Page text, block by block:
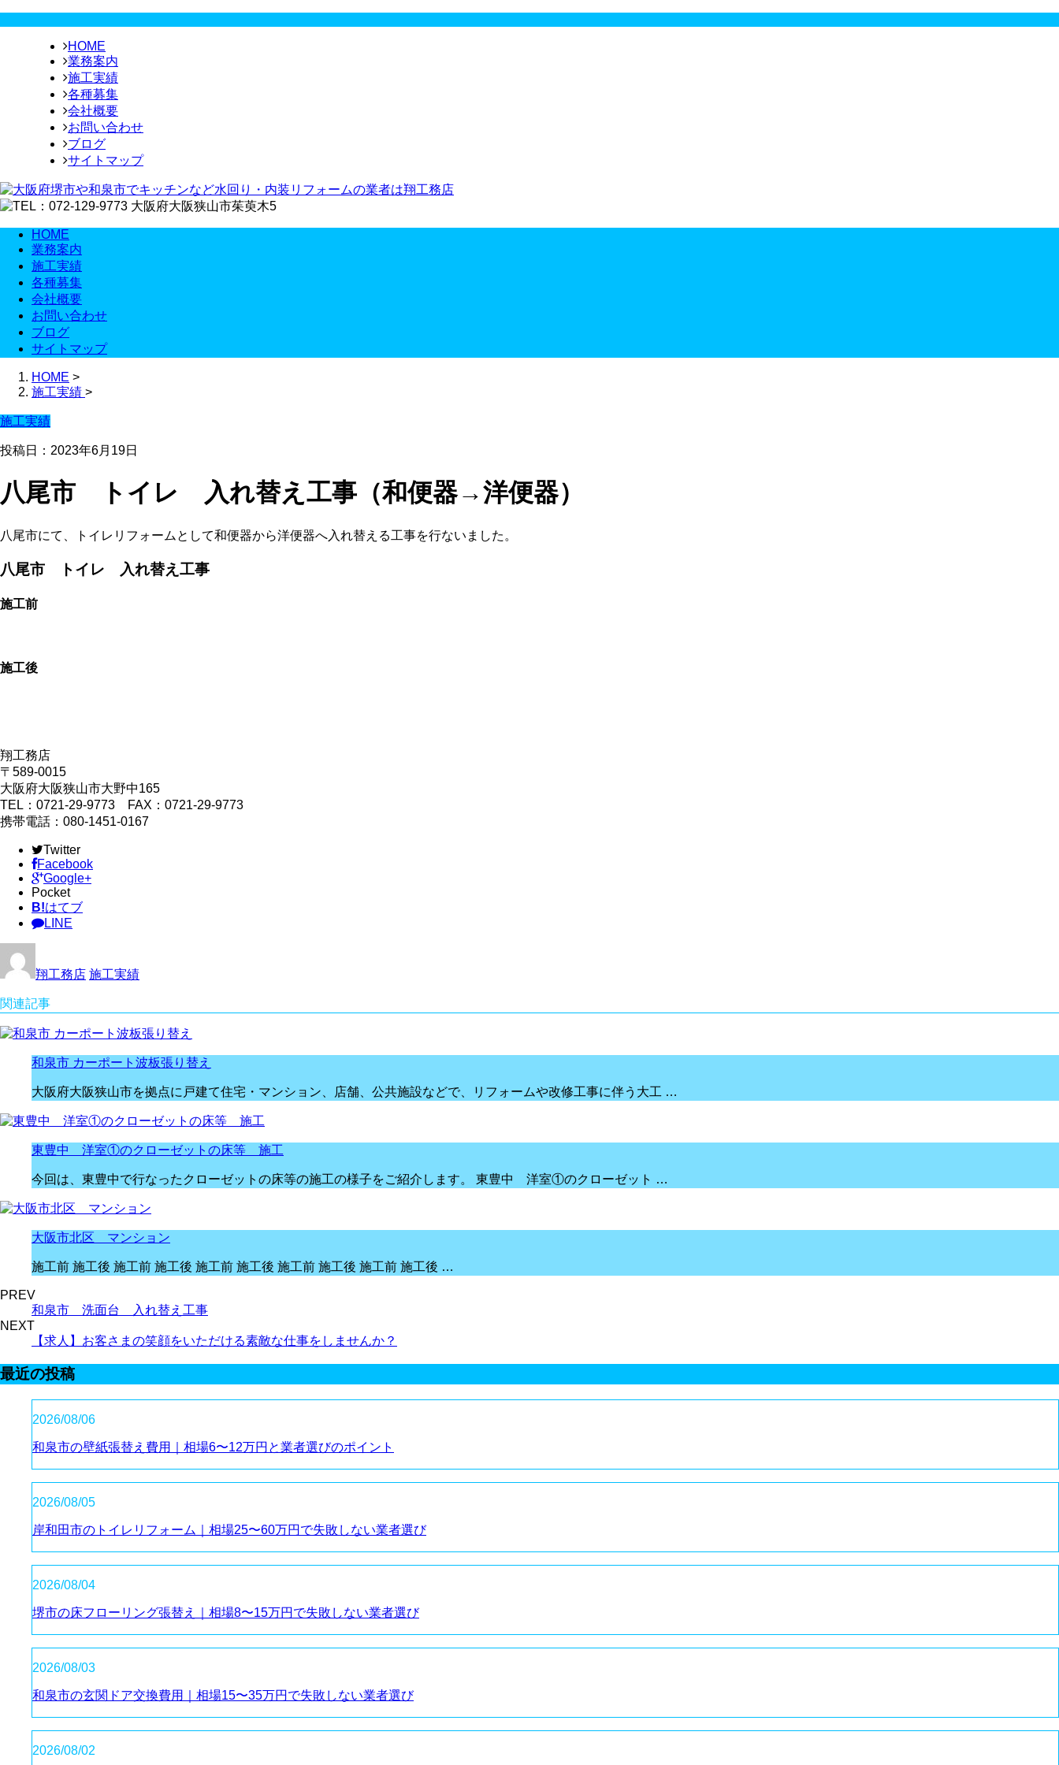
HOME
業務案内
施工実績
各種募集
会社概要
お問い合わせ
ブログ
サイトマップ
HOME
業務案内
施工実績
各種募集
会社概要
お問い合わせ
ブログ
サイトマップ
HOME >
施工実績 >
施工実績
投稿日：2023年6月19日
八尾市 トイレ 入れ替え工事（和便器→洋便器）
八尾市にて、トイレリフォームとして和便器から洋便器へ入れ替える工事を行ないました。
八尾市 トイレ 入れ替え工事
施工前
施工後
翔工務店
〒589-0015
大阪府大阪狭山市大野中165
TEL：0721-29-9773 FAX：0721-29-9773
携帯電話：080-1451-0167
Twitter
Facebook
Google+
Pocket
B!はてブ
LINE
翔工務店 施工実績
関連記事
和泉市 カーポート波板張り替え
大阪府大阪狭山市を拠点に戸建て住宅・マンション、店舗、公共施設などで、リフォームや改修工事に伴う大工 …
東豊中 洋室①のクローゼットの床等 施工
今回は、東豊中で行なったクローゼットの床等の施工の様子をご紹介します。 東豊中 洋室①のクローゼット …
大阪市北区 マンション
施工前 施工後 施工前 施工後 施工前 施工後 施工前 施工後 施工前 施工後 …
PREV
和泉市 洗面台 入れ替え工事
NEXT
【求人】お客さまの笑顔をいただける素敵な仕事をしませんか？
最近の投稿
2026/08/06
和泉市の壁紙張替え費用｜相場6〜12万円と業者選びのポイント
2026/08/05
岸和田市のトイレリフォーム｜相場25〜60万円で失敗しない業者選び
2026/08/04
堺市の床フローリング張替え｜相場8〜15万円で失敗しない業者選び
2026/08/03
和泉市の玄関ドア交換費用｜相場15〜35万円で失敗しない業者選び
2026/08/02